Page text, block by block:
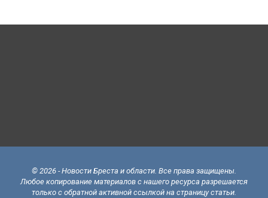
© 2026 - Новости Бреста и области. Все права защищены.
Любое копирование материалов с нашего ресурса разрешается
только с обратной активной ссылкой на страницу статьи.